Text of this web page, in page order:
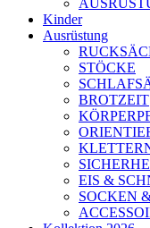
Kinder
Ausrüstung
STÖCKE
BROTZEIT
EIS &
SOCKEN